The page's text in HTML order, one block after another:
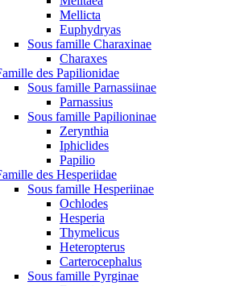
Mellicta
Euphydryas
Sous famille Charaxinae
Charaxes
des Papilionidae
Sous famille Parnassiinae
Parnassius
Sous famille Papilioninae
Zerynthia
Iphiclides
Papilio
des Hesperiidae
Sous famille Hesperiinae
Ochlodes
Hesperia
Thymelicus
Heteropterus
Carterocephalus
Sous famille Pyrginae